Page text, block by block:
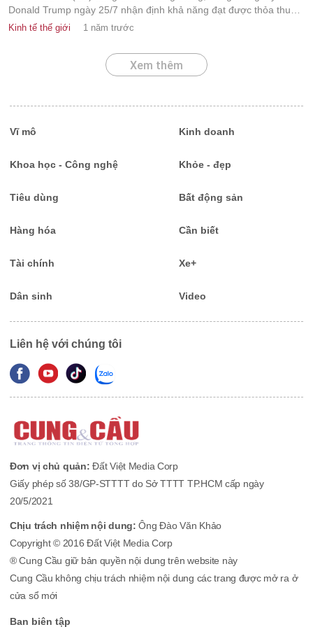
Donald Trump ngày 25/7 nhận định khả năng đạt được thỏa thuận
giữa hai bên hiện ở mức “50 - 50”, thậm chí có thể thấp hơn.
Kinh tế thế giới 1 năm trước
Xem thêm
Vĩ mô Kinh doanh
Khoa học - Công nghệ Khỏe - đẹp
Tiêu dùng Bất động sản
Hàng hóa Cần biết
Tài chính Xe+
Dân sinh Video
Liên hệ với chúng tôi
Đơn vị chủ quản: Đất Việt Media Corp
Giấy phép số 38/GP-STTTT do Sở TTTT TP.HCM cấp ngày
20/5/2021
Chịu trách nhiệm nội dung:Ông Đào Văn Khảo
Copyright © 2016 Đất Việt Media Corp
® Cung Cầu giữ bản quyền nội dung trên website này
Cung Cầu không chịu trách nhiệm nội dung các trang được mở ra ở
cửa sổ mới
Ban biên tập